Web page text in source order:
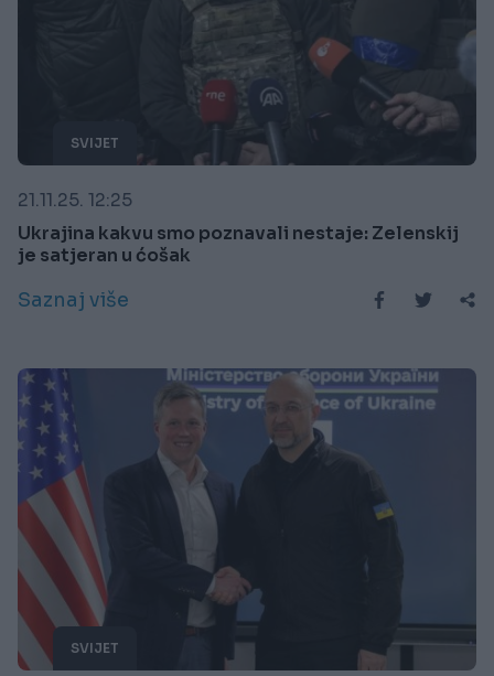
SVIJET
21.11.25. 12:25
Ukrajina kakvu smo poznavali nestaje: Zelenskij
je satjeran u ćošak
Saznaj više
SVIJET